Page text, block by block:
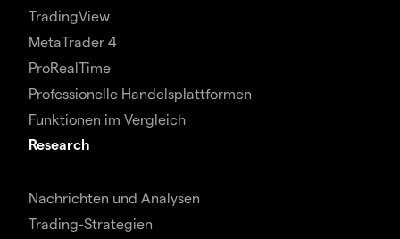
TradingView
MetaTrader 4
ProRealTime
Professionelle Handelsplattformen
Funktionen im Vergleich
Research
Nachrichten und Analysen
Trading-Strategien